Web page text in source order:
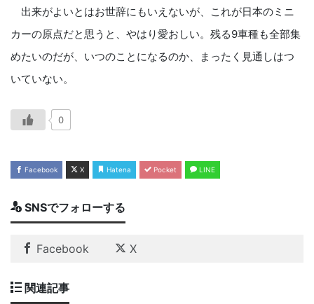
出来がよいとはお世辞にもいえないが、これが日本のミニ
カーの原点だと思うと、やはり愛おしい。残る9車種も全部集
めたいのだが、いつのことになるのか、まったく見通しはつ
いていない。
0
Facebook X Hatena Pocket LINE
SNSでフォローする
Facebook X
関連記事